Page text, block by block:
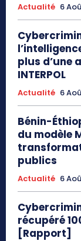
Actualité 6
plus d’une
INTERPOL
Actualité 6
Bénin-
du modèle
publics
Actualité 6
récupéré
[Rapport]